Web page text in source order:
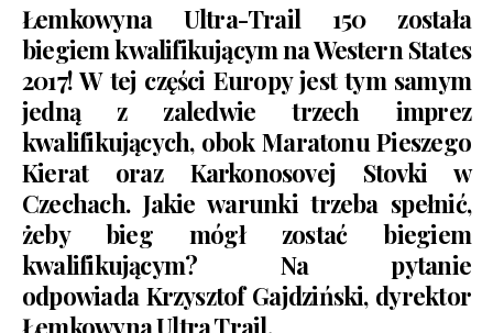
Łemkowyna Ultra-Trail 150 została
biegiem kwalifikującym na Western States
2017! W tej części Europy jest tym samym
jedną z zaledwie trzech imprez
kwalifikujących, obok Maratonu Pieszego
Kierat oraz Karkonosovej Stovki w
Czechach. Jakie warunki trzeba spełnić,
żeby bieg mógł zostać biegiem
kwalifikującym? Na pytanie
odpowiada Krzysztof Gajdziński, dyrektor
Łemkowyna Ultra Trail.